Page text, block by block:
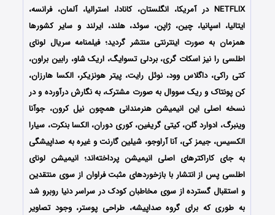
NETFLIX در آمریکا، انگلستان، کانادا، استرالیا، آلمان، فرانسه،
ایتالیا، اسپانیا، چین، ژاپن، سوئد، هلند، ایرلند و سایر کشورها
همزمان به صورت اینترنتی منتشر گردید؛ فیلمنامه سریال لونای
اطلسی را نیز اسکات گری، بردلی تسوایگ، اریک شاو، رابین براون،
کتی راکی، داگلاس وود، نوئل رایت، پیتر هونزیکر، الکسا هارزان،
کن پونتاک و ریک سووال به صورت مشترک، به نگارش درآورده و در
نسخه اصلی این انیمیشن هنرمندانی همچون نیل کرون، جوآنا
وینبرگ، ادوارد گلن، کیتی گریفین، کوری دوران، الکسا بنکرت، سیارا
الکسیس، جیمز کی، آنا آراوجو، شیلین گارنت و غیره به صداپیشگی
به جای کاراکترهای اصلی انیمیشن پرداخته‌اند؛ انیمیشن لونای
اطلسی پس از انتشار با بازخوردهای مثبت فراوان از سوی منتقدین
و استقبال گسترده از سوی مخاطبان کودک در سراسر دنیا روبرو شد
به طوری که برای گروه صداپیشه، طراحی پوستر، وجود تصاویر